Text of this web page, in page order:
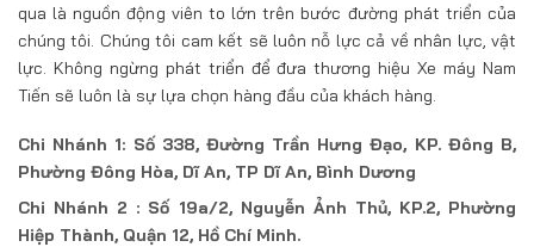
qua là nguồn động viên to lớn trên bước đường phát triển của
chúng tôi. Chúng tôi cam kết sẽ luôn nỗ lực cả về nhân lực, vật
lực. Không ngừng phát triển để đưa thương hiệu Xe máy Nam
Tiến sẽ luôn là sự lựa chọn hàng đầu của khách hàng.
Chi Nhánh 1: Số 338, Đường Trần Hưng Đạo, KP. Đông B,
Phường Đông Hòa, Dĩ An, TP Dĩ An, Bình Dương
Chi Nhánh 2 : Số 19a/2, Nguyễn Ảnh Thủ, KP.2, Phường
Hiệp Thành, Quận 12, Hồ Chí Minh.